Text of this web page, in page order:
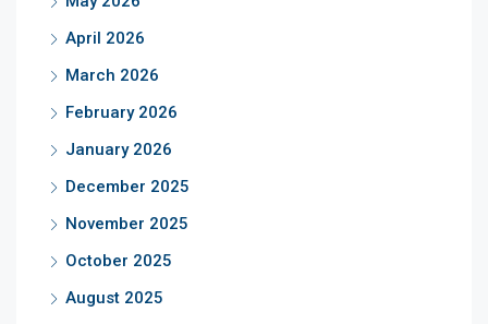
April 2026
March 2026
February 2026
January 2026
December 2025
November 2025
October 2025
August 2025